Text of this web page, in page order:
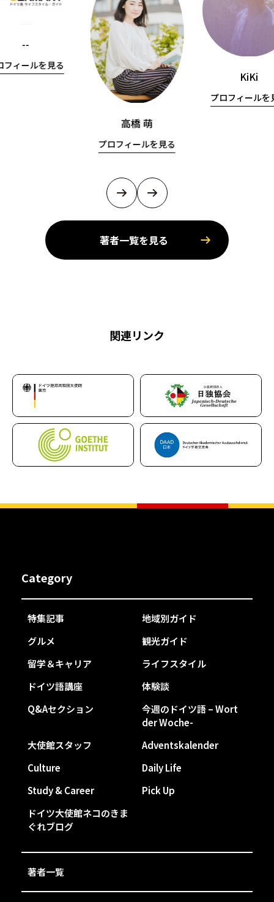
--
フィールを見る
高橋 萌
プロフィールを見る
KiKi
プロフィールを
著者一覧を見る
関連リンク
Category
特集記事
地域別ガイド
グルメ
観光ガイド
留学＆キャリア
ライフスタイル
ドイツ語講座
体験談
Q&Aセクション
今週のドイツ語 – Wort
der Woche-
大使館スタッフ
Adventskalender
Culture
Daily Life
Study & Career
Pick Up
ドイツ大使館ネコのきま
ぐれブログ
著者一覧